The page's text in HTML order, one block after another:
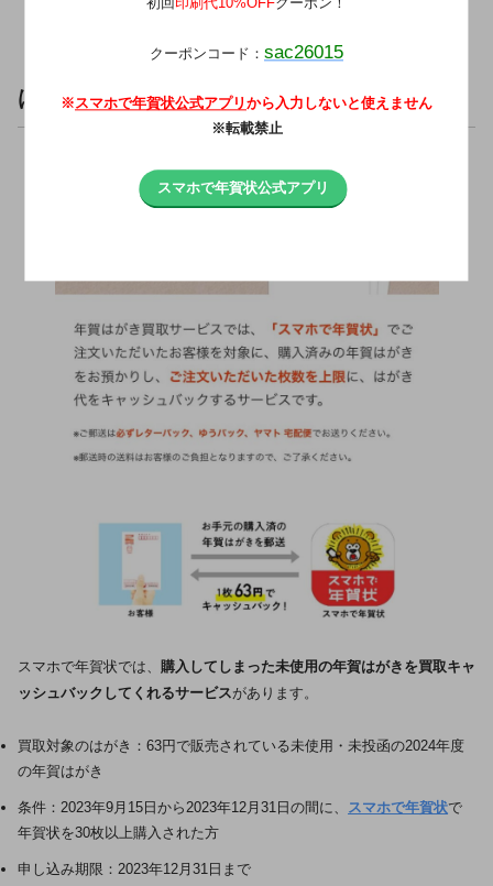
クーポンコード： sac26015
※スマホで年賀状公式アプリから入力しないと使えません
※転載禁止
スマホで年賀状公式アプリ
はがき買取キャッシュバック！
スマホで年賀状では、 購入してしまった未使用の年賀はがきを買取キャ
ッシュバックしてくれるサービスがあります。
買取対象のはがき：63円で販売されている未使用・未投函の2024年度
の年賀はがき
条件：2023年9月15日から2023年12月31日の間に、 スマホで年賀状で
年賀状を30枚以上購入された方
申し込み期限：2023年12月31日まで